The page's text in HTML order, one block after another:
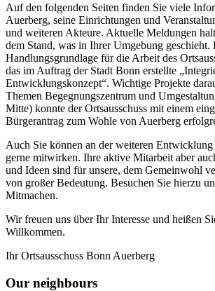
Auf den folgenden Seiten finden Sie viele
Auerberg, seine Einrichtungen und
und weiteren Akteure. Aktuelle Meldungen
dem Stand, was in Ihrer Umgebung geschieht.
Handlungsgrundlage für die Arbeit des
das im Auftrag der Stadt Bonn erstellte
Entwicklungskonzept“. Wichtige Projekte
Themen Begegnungszentrum und
Mitte) konnte der Ortsausschuss mit einem
Bürgerantrag zum Wohle von Auerberg
Auch Sie können an der weiteren Entwicklung
gerne mitwirken. Ihre aktive Mitarbeit aber
und Ideen sind für unsere, dem Gemeinwohl
von großer Bedeutung. Besuchen Sie hierzu
Mitmachen.
Wir freuen uns über Ihr Interesse und heißen
Willkommen.
Ihr Ortsausschuss Bonn Auerberg
Our neighbours